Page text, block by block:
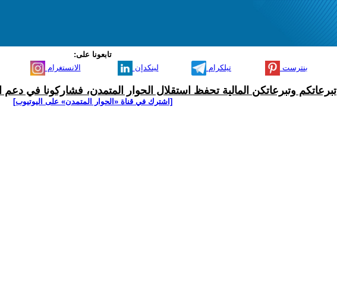
تابعونا على:
الانستغرام لينكدإن تيلكرام بنترست
تبرعاتكم وتبرعاتكن المالية تحفظ استقلال الحوار المتمدن، فشاركونا في دعم
[اشترك في قناة ‫«الحوار المتمدن» على اليوتيوب]